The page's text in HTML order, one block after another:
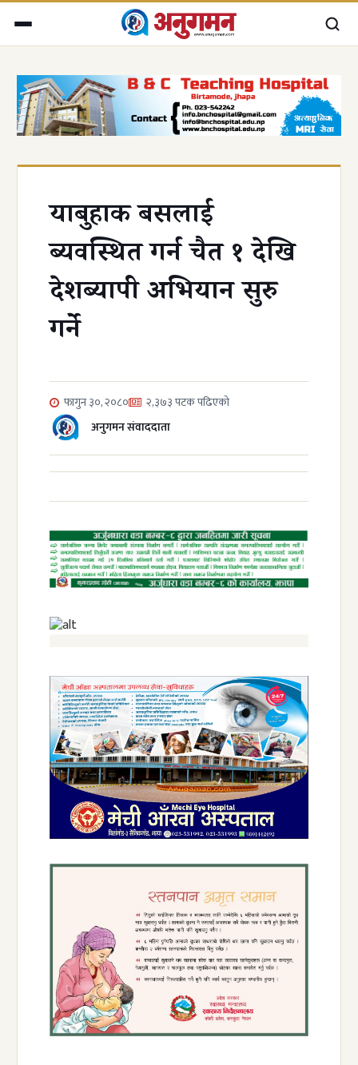
यात्रुबहाक बसलाई
ब्यवस्थित गर्न चैत १ देखि
देशब्यापी अभियान सुरु
गर्ने
फागुन ३०, २०८०
२,३७३ पटक पढिएको
अनुगमन संवाददाता